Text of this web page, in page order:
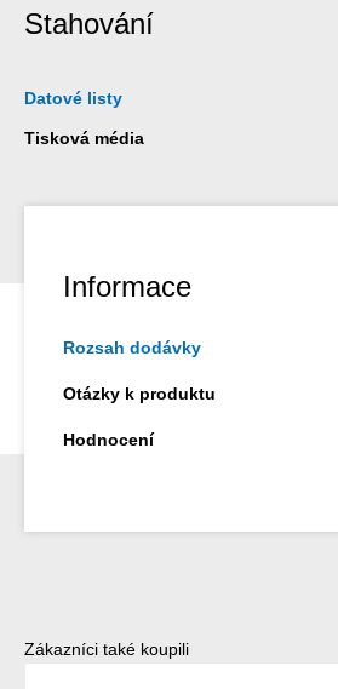
Stahování
Datové listy
Tisková média
Informace
Rozsah dodávky
Otázky k produktu
Hodnocení
Přeskočit galerii produktů
Zákazníci také koupili